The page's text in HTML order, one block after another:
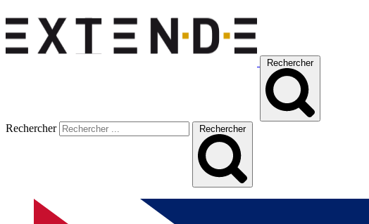
Rechercher
Rechercher Rechercher